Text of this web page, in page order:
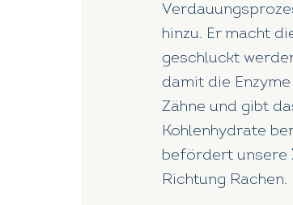
hinzu. Er macht
geschluckt
damit die
Zähne und gibt
Kohlenhydrate
befördert unsere
Richtung Rachen.